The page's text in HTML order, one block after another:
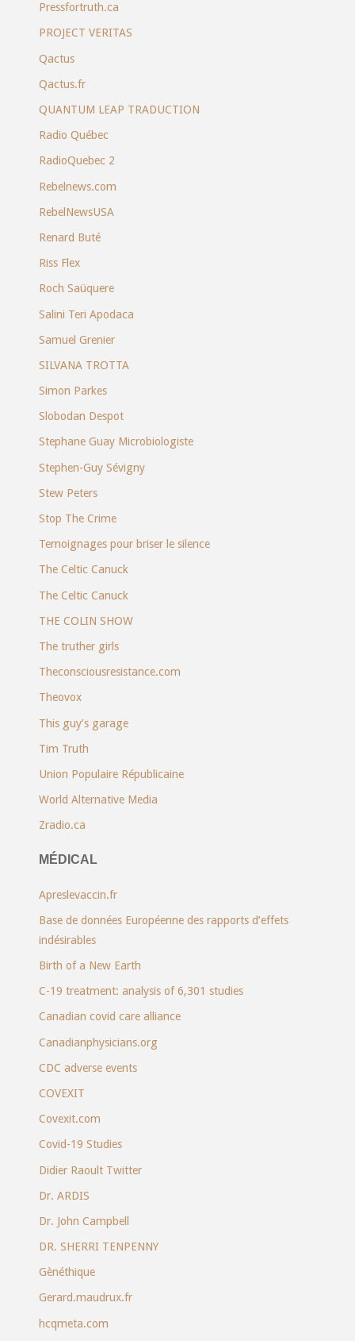
Pressfortruth.ca
PROJECT VERITAS
Qactus
Qactus.fr
QUANTUM LEAP TRADUCTION
Radio Québec
RadioQuebec 2
Rebelnews.com
RebelNewsUSA
Renard Buté
Riss Flex
Roch Saüquere
Salini Teri Apodaca
Samuel Grenier
SILVANA TROTTA
Simon Parkes
Slobodan Despot
Stephane Guay Microbiologiste
Stephen-Guy Sévigny
Stew Peters
Stop The Crime
Temoignages pour briser le silence
The Celtic Canuck
The Celtic Canuck
THE COLIN SHOW
The truther girls
Theconsciousresistance.com
Theovox
This guy’s garage
Tim Truth
Union Populaire Républicaine
World Alternative Media
Zradio.ca
MÉDICAL
Apreslevaccin.fr
Base de données Européenne des rapports d’effets
indésirables
Birth of a New Earth
C-19 treatment: analysis of 6,301 studies
Canadian covid care alliance
Canadianphysicians.org
CDC adverse events
COVEXIT
Covexit.com
Covid-19 Studies
Didier Raoult Twitter
Dr. ARDIS
Dr. John Campbell
DR. SHERRI TENPENNY
Gènéthique
Gerard.maudrux.fr
hcqmeta.com